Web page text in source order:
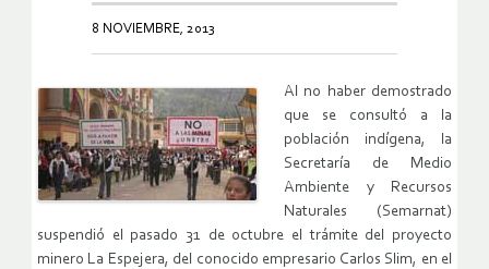
8 NOVIEMBRE, 2013
Al no haber demostrado
que se consultó a la
población indígena, la
Secretaría de Medio
Ambiente y Recursos
Naturales (Semarnat)
suspendió el pasado 31 de octubre el trámite del proyecto
minero La Espejera, del conocido empresario Carlos Slim, en el